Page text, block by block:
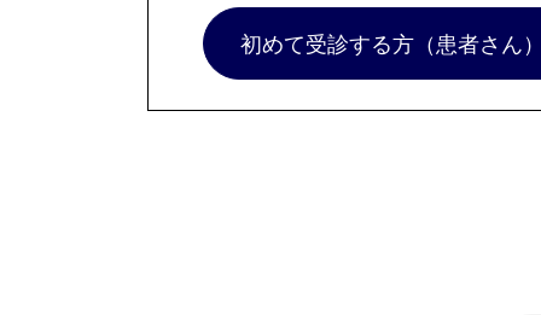
初めて受診する方（患者さん